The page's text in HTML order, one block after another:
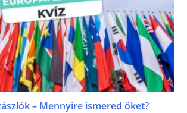
– Mennyire ismered őket?